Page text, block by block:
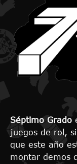
Séptimo Grado
juegos de rol,
que este año
montar demos